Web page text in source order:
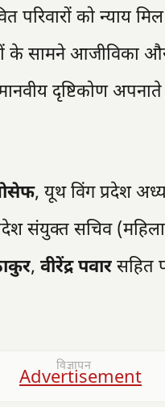
परिवारों को
के सामने आजीविका
दृष्टिकोण
, यूथ विंग प्रदेश
संयुक्त सचिव
, वीरेंद्र पवार सहित
विज्ञापन